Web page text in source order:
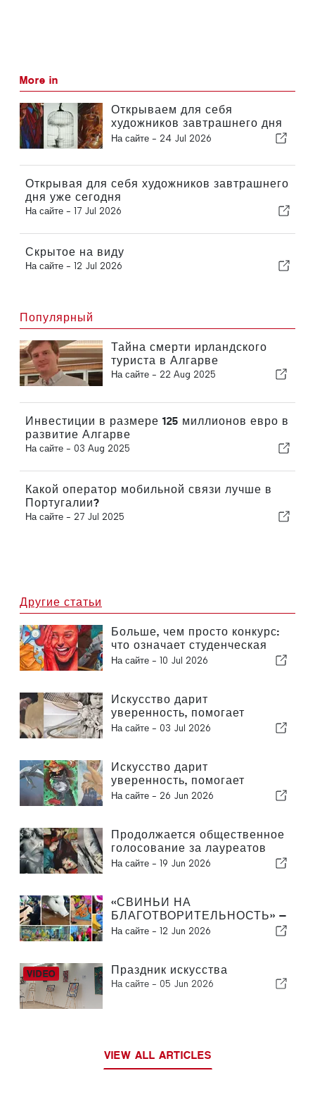
More in
Открываем для себя
художников завтрашнего дня
уже сегодня
На сайте - 24 Jul 2026
Открывая для себя художников завтрашнего
дня уже сегодня
На сайте - 17 Jul 2026
Скрытое на виду
На сайте - 12 Jul 2026
Популярный
Тайна смерти ирландского
туриста в Алгарве
На сайте - 22 Aug 2025
Инвестиции в размере 125 миллионов евро в
развитие Алгарве
На сайте - 03 Aug 2025
Какой оператор мобильной связи лучше в
Португалии?
На сайте - 27 Jul 2025
Другие статьи
Больше, чем просто конкурс:
что означает студенческая
художественная премия для
На сайте - 10 Jul 2026
Искусство дарит
уверенность, помогает
самовыражаться и
На сайте - 03 Jul 2026
Искусство дарит
уверенность, помогает
самовыражаться и
На сайте - 26 Jun 2026
Продолжается общественное
голосование за лауреатов
Премии «Sovereign» в области
На сайте - 19 Jun 2026
«СВИНЬИ НА
БЛАГОТВОРИТЕЛЬНОСТЬ» —
специальный проект фонда
На сайте - 12 Jun 2026
Праздник искусства
На сайте - 05 Jun 2026
VIEW ALL ARTICLES